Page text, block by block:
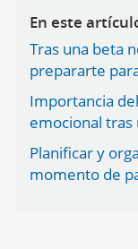
En este
Tras una beta
prepararte
Importancia
emocional tras
Planificar y
momento de